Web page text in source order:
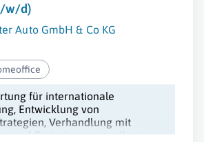
w/d)
Auto GmbH & Co KG
für internationale
Entwicklung von
Verhandlung mit
und Optimierung von Kosten